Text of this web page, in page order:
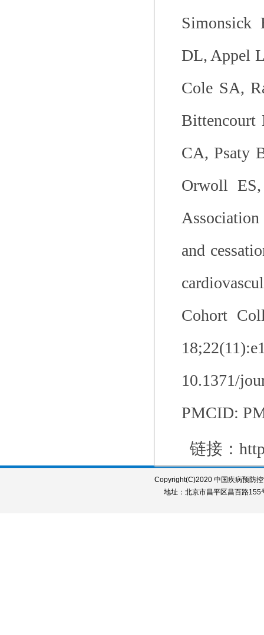
Simonsick
DL, Appel
Cole SA,
Bittencourt
CA, Psaty
Orwoll
and
Cohort
10.1371/
PMCID:
链接：
Copyright(C)2020 中国疾病预防
地址：北京市昌平区昌百路